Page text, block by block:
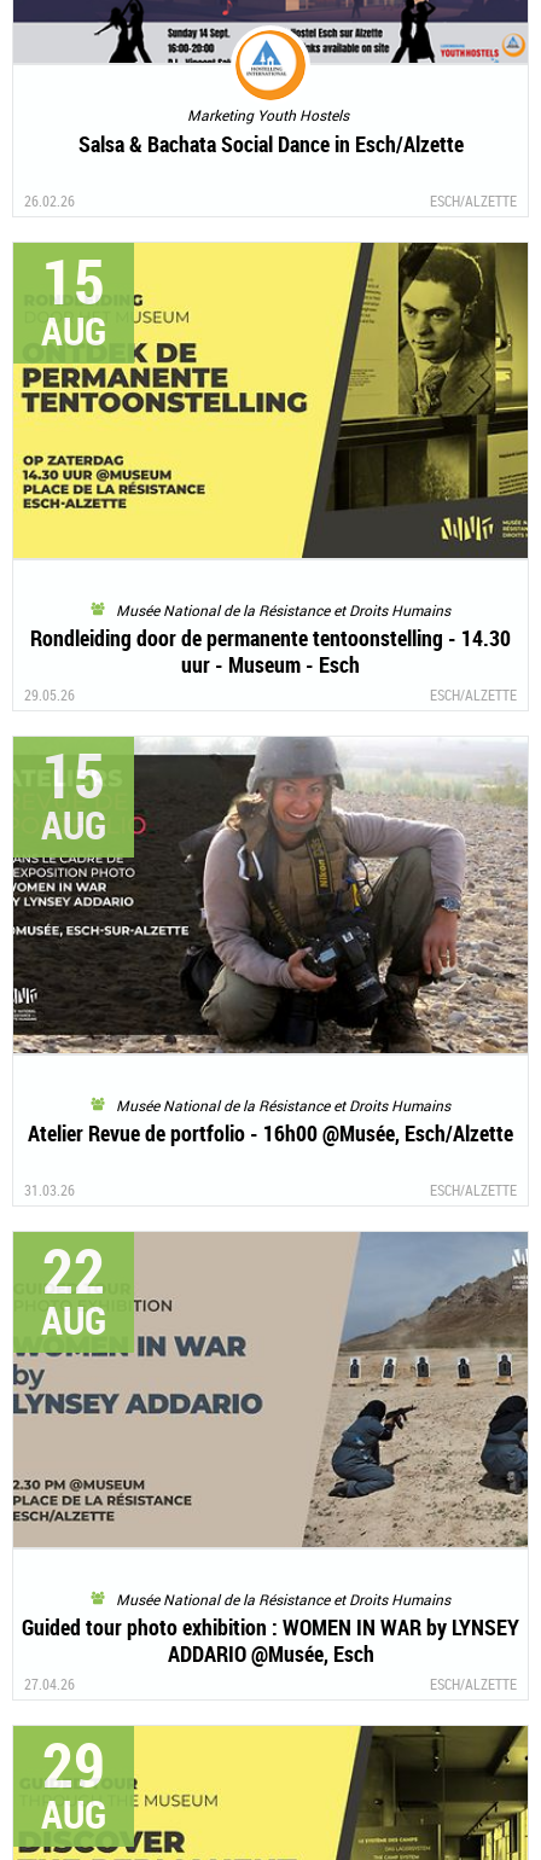
Marketing Youth Hostels
Salsa & Bachata Social Dance in Esch/Alzette
26.02.26 ESCH/ALZETTE
15
AUG
Musée National de la Résistance et Droits Humains
Rondleiding door de permanente tentoonstelling - 14.30
uur - Museum - Esch
29.05.26 ESCH/ALZETTE
15
AUG
Musée National de la Résistance et Droits Humains
Atelier Revue de portfolio - 16h00 @Musée, Esch/Alzette
31.03.26 ESCH/ALZETTE
22
AUG
Musée National de la Résistance et Droits Humains
Guided tour photo exhibition : WOMEN IN WAR by LYNSEY
ADDARIO @Musée, Esch
27.04.26 ESCH/ALZETTE
29
AUG